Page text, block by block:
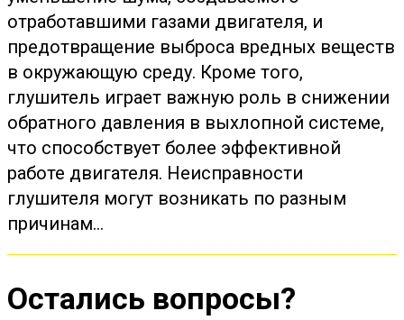
отработавшими газами двигателя, и
предотвращение выброса вредных веществ
в окружающую среду. Кроме того,
глушитель играет важную роль в снижении
обратного давления в выхлопной системе,
что способствует более эффективной
работе двигателя. Неисправности
глушителя могут возникать по разным
причинам…
Остались вопросы?